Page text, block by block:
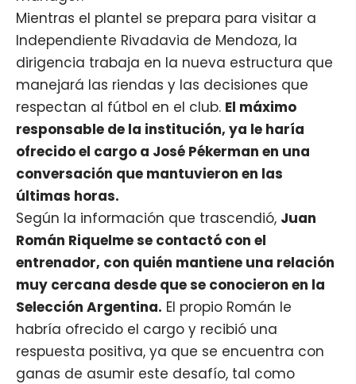
Mientras el plantel se prepara para visitar a
Independiente Rivadavia de Mendoza, la
dirigencia trabaja en la nueva estructura que
manejará las riendas y las decisiones que
respectan al fútbol en el club. El máximo
responsable de la institución, ya le haría
ofrecido el cargo a José Pékerman en una
conversación que mantuvieron en las
últimas horas.
Según la información que trascendió, Juan
Román Riquelme se contactó con el
entrenador, con quién mantiene una relación
muy cercana desde que se conocieron en la
Selección Argentina. El propio Román le
habría ofrecido el cargo y recibió una
respuesta positiva, ya que se encuentra con
ganas de asumir este desafío, tal como